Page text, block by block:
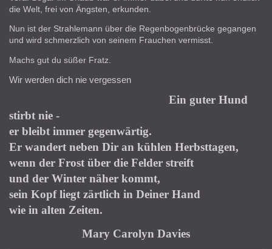
die Welt, frei von Ängsten, erkunden.
Nun ist der Strahlemann über die Regenbogenbrücke gegangen
und wird schmerzlich von seinem Frauchen vermisst.
Machs gut du süßer Fratz.
Wir werden dich nie vergessen
Ein guter Hund
stirbt nie -
er bleibt immer gegenwärtig.
Er wandert neben Dir an kühlen Herbsttagen,
wenn der Frost über die Felder streift
und der Winter näher kommt,
sein Kopf liegt zärtlich in Deiner Hand
wie in alten Zeiten.
Mary Carolyn Davies